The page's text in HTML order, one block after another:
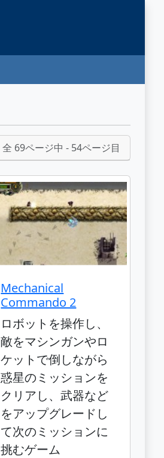
全 69ページ中 - 54ページ目
Mechanical
Commando 2
ロボットを操作し、
敵をマシンガンやロ
ケットで倒しながら
惑星のミッションを
クリアし、武器など
をアップグレードし
て次のミッションに
挑むゲーム